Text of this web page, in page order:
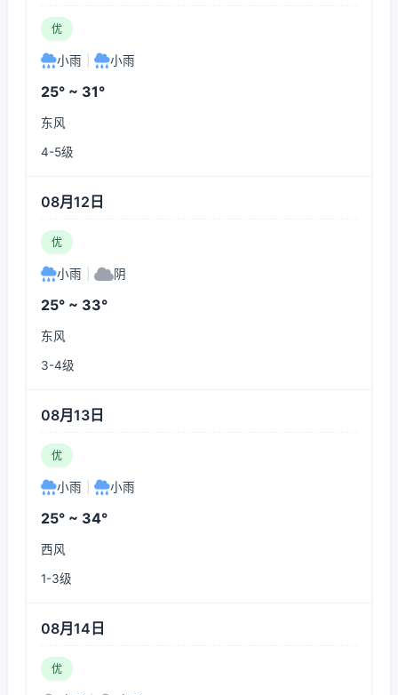
优
小雨 小雨
25° ~ 31°
东风
4-5级
08月12日
优
小雨 阴
25° ~ 33°
东风
3-4级
08月13日
优
小雨 小雨
25° ~ 34°
西风
1-3级
08月14日
优